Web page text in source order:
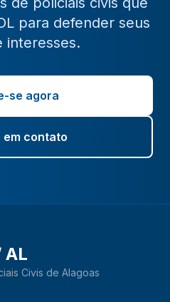
para defender seus
interesses.
se agora
em contato
AL
Civis de Alagoas